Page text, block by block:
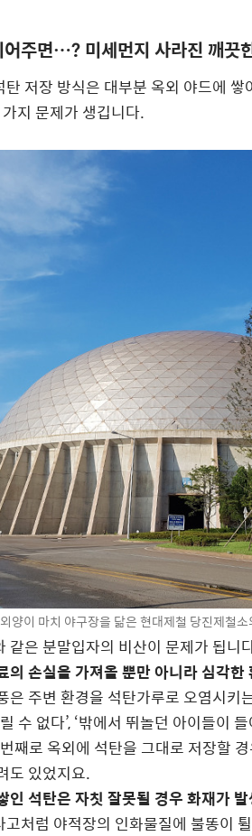
어주면…? 미세먼지 사라진 깨끗
저장 방식은 대부분 옥외 야드에
지 문제가 생깁니다.
양이 마치 야구장을 닮은 현대제철 당진제철
같은 분말입자의 비산이 문제가 됩니
의 손실을 가져올 뿐만 아니라 심각
은 주변 환경을 석탄가루로 오염시키
수 없다’, ‘밖에서 뛰놀던 아이들이
째로 옥외에 석탄을 그대로 저장할
도 있었지요.
인 석탄은 자칫 잘못될 경우 화재가
처럼 야적장의 인화물질에 불똥이